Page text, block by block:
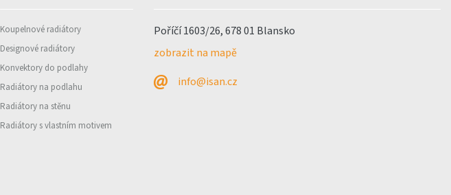
Koupelnové radiátory
Designové radiátory
Konvektory do podlahy
Radiátory na podlahu
Radiátory na stěnu
Radiátory s vlastním motivem
Poříčí 1603/26, 678 01 Blansko
zobrazit na mapě
info@isan.cz